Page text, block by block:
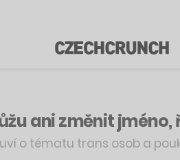
ani změnit
o tématu trans osob a